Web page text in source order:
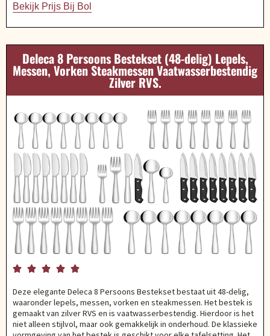
Bekijk Prijs Bij Bol
Deleca 8 Persoons Bestekset (48-delig) Lepels,
Messen, Vorken Steakmessen Vaatwasserbestendig
Zilver RVS.
    
Deze elegante Deleca 8 Persoons Bestekset bestaat uit 48-delig,
waaronder lepels, messen, vorken en steakmessen. Het bestek is
gemaakt van zilver RVS en is vaatwasserbestendig. Hierdoor is het
niet alleen stijlvol, maar ook gemakkelijk in onderhoud. De klassieke